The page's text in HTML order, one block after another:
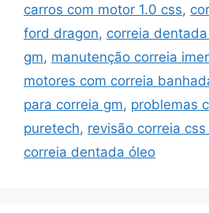
carros com motor 1.0 css,
ford dragon, correia
gm, manutenção correia
motores com correia
para correia gm, problemas
puretech, revisão correia css
correia dentada óleo